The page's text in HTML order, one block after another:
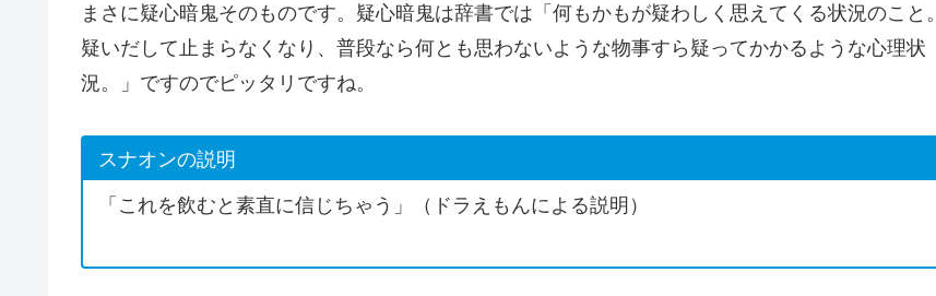
まさに疑心暗鬼そのものです。疑心暗鬼は辞書では「何もかもが疑わしく思えてくる状況のこと。
疑いだして止まらなくなり、普段なら何とも思わないような物事すら疑ってかかるような心理状
況。」ですのでピッタリですね。
スナオンの説明
「これを飲むと素直に信じちゃう」（ドラえもんによる説明）